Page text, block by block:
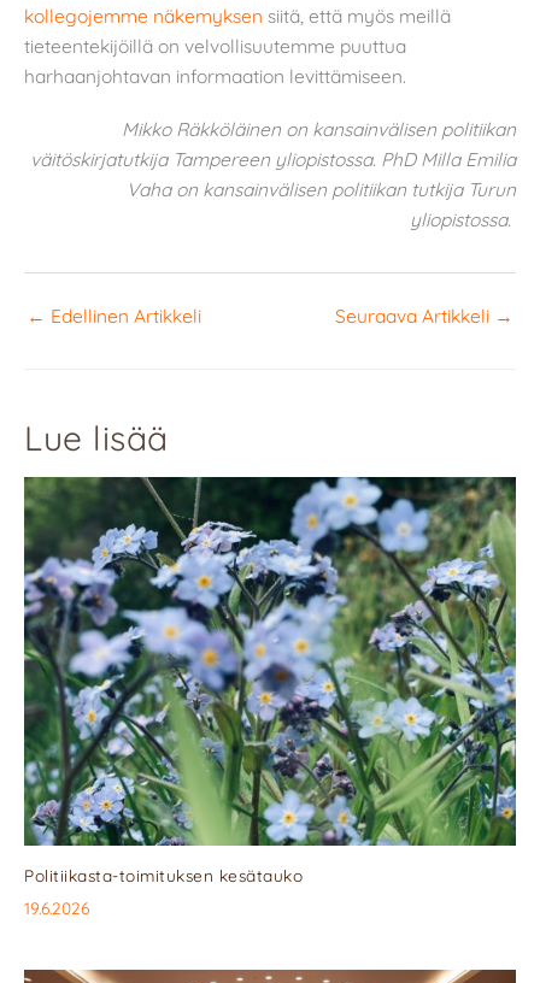
kollegojemme näkemyksen siitä, että myös meillä
tieteentekijöillä on velvollisuutemme puuttua
harhaanjohtavan informaation levittämiseen.
Mikko Räkköläinen on kansainvälisen politiikan
väitöskirjatutkija Tampereen yliopistossa. PhD Milla Emilia
Vaha on kansainvälisen politiikan tutkija Turun
yliopistossa.
← Edellinen Artikkeli Seuraava Artikkeli →
Lue lisää
Politiikasta-toimituksen kesätauko
19.6.2026